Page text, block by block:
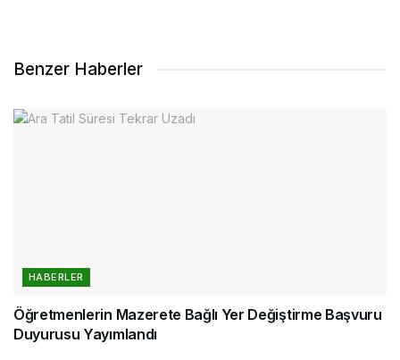
Benzer Haberler
HABERLER
Öğretmenlerin Mazerete Bağlı Yer Değiştirme Başvuru
Duyurusu Yayımlandı